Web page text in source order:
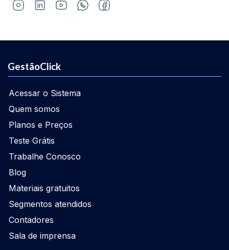
GestãoClick
Acessar o Sistema
Quem somos
Planos e Preços
Teste Grátis
Trabalhe Conosco
Blog
Materiais gratuitos
Segmentos atendidos
Contadores
Sala de imprensa